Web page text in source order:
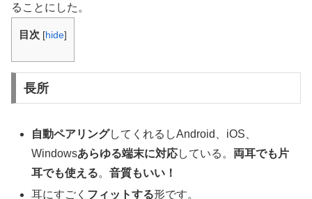
ることにした。
目次 [hide]
長所
自動ペアリングしてくれるしAndroid、iOS、
Windowsあらゆる端末に対応している。 両耳でも片
耳でも使える。音質もいい！
耳にすごく フィットする形です。